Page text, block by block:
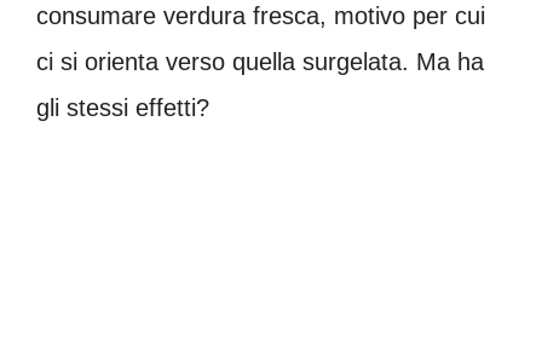
consumare verdura fresca, motivo per cui
ci si orienta verso quella surgelata. Ma ha
gli stessi effetti?